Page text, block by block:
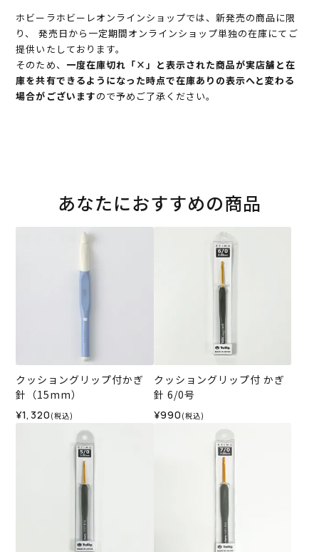
ホビーラホビーレオンラインショップでは、新発売の商品に限
り、 発売日から一定期間オンラインショップ単独の在庫にてご
提供いたしております。
そのため、 一度在庫切れ「×」と表示された商品が実店舗と在
庫を共有できるようになった時点で在庫ありの表示へと変わる
場合がございますので予めご了承ください。
あなたにおすすめの商品
クッショングリップ付かぎ
針（15mm）
¥1,320 (税込)
クッショングリップ付 かぎ
針 6/0号
¥990 (税込)